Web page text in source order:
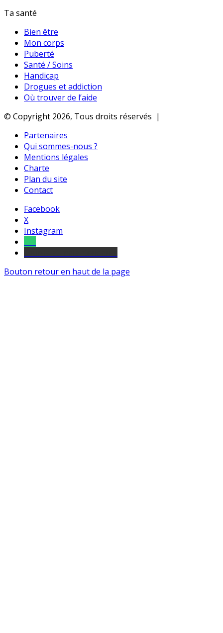
Ta santé
Bien être
Mon corps
Puberté
Santé / Soins
Handicap
Drogues et addiction
Où trouver de l’aide
© Copyright 2026, Tous droits réservés |
Partenaires
Qui sommes-nous ?
Mentions légales
Charte
Plan du site
Contact
Facebook
X
Instagram
Bouton retour en haut de la page